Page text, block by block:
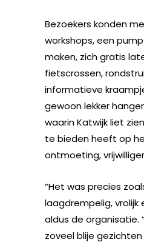
Bezoekers konden
workshops, een
maken, zich gratis
fietscrossen,
informatieve
gewoon lekker
waarin Katwijk liet
te bieden heeft op
ontmoeting,
“Het was precies
laagdrempelig, vrolijk
aldus de organisatie.
zoveel blije